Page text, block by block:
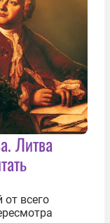
Литва
от всего